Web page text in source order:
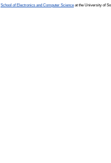
School of Electronics and Computer Science at the University of